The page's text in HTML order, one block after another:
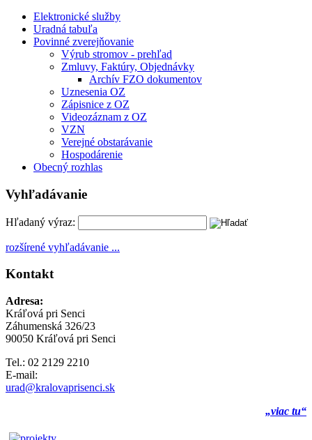
Elektronické služby
Uradná tabuľa
Povinné zverejňovanie
Výrub stromov - prehľad
Zmluvy, Faktúry, Objednávky
Archív FZO dokumentov
Uznesenia OZ
Zápisnice z OZ
Videozáznam z OZ
VZN
Verejné obstarávanie
Hospodárenie
Obecný rozhlas
Vyhľadávanie
Hľadaný výraz:
rozšírené vyhľadávanie ...
Kontakt
Adresa:
Kráľová pri Senci
Záhumenská 326/23
90050 Kráľová pri Senci
Tel.: 02 2129 2210
E-mail:
urad@kralovaprisenci.sk
„viac tu“